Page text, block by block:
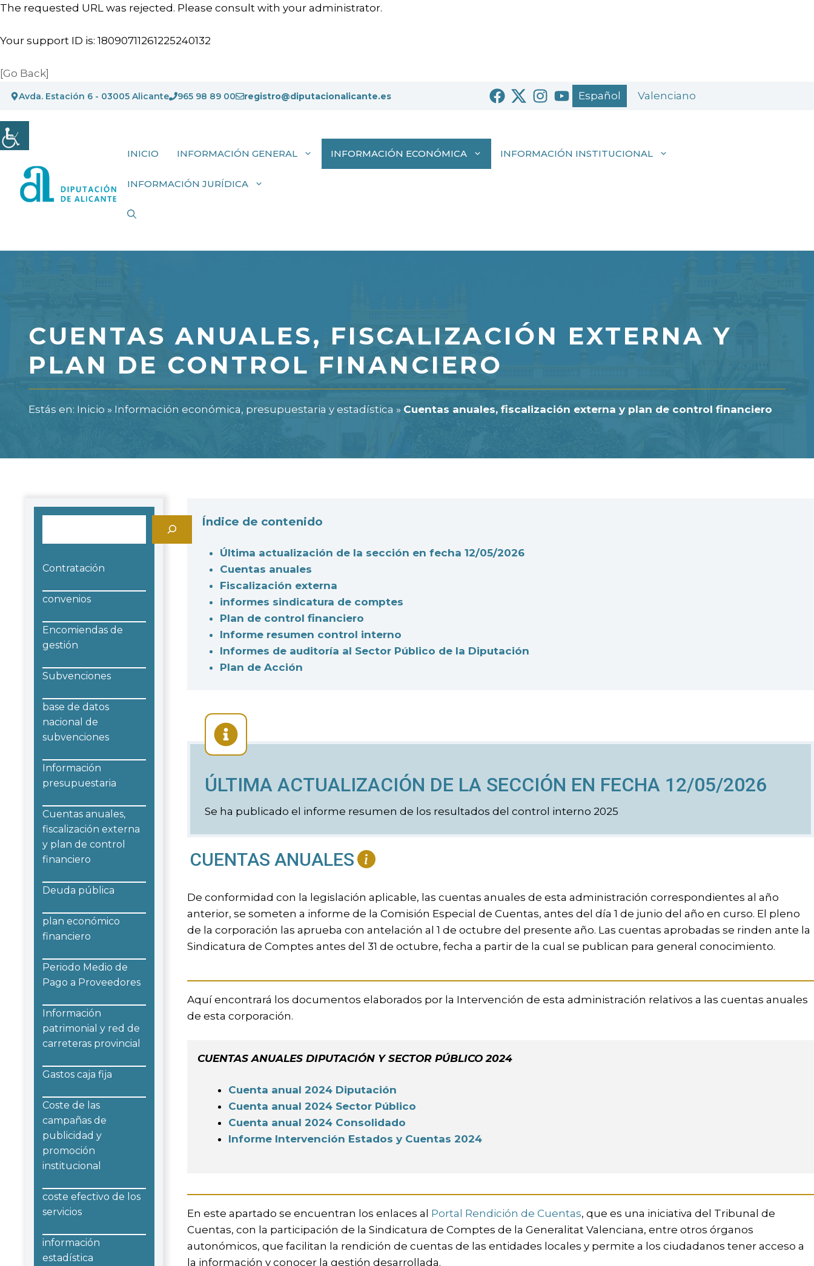
The requested URL was rejected. Please consult with your administrator.
Your support ID is: 18090711261225240132
[Go Back]
Saltar
contenido
Avda. Estación 6 - 03005 Alicante 965 98 89 00 registro@diputacionalicante.es Español Valenciano
INICIO INFORMACIÓN GENERAL INFORMACIÓN ECONÓMICA INFORMACIÓN INSTITUCIONAL
INFORMACIÓN JURÍDICA
CUENTAS ANUALES, FISCALIZACIÓN EXTERNA Y
PLAN DE CONTROL FINANCIERO
Estás en: Inicio » Información económica, presupuestaria y estadística » Cuentas anuales, fiscalización externa y plan de control financiero
Índice de contenido
Última actualización de la sección en fecha 12/05/2026
Cuentas anuales
Fiscalización externa
informes sindicatura de comptes
Plan de control financiero
Informe resumen control interno
Informes de auditoría al Sector Público de la Diputación
Plan de Acción
ÚLTIMA ACTUALIZACIÓN DE LA SECCIÓN EN FECHA 12/05/2026
Se ha publicado el informe resumen de los resultados del control interno 2025
CUENTAS ANUALES
De conformidad con la legislación aplicable, las cuentas anuales de esta administración correspondientes al año
anterior, se someten a informe de la Comisión Especial de Cuentas, antes del día 1 de junio del año en curso. El pleno
de la corporación las aprueba con antelación al 1 de octubre del presente año. Las cuentas aprobadas se rinden ante la
Sindicatura de Comptes antes del 31 de octubre, fecha a partir de la cual se publican para general conocimiento.
Aquí encontrará los documentos elaborados por la Intervención de esta administración relativos a las cuentas anuales
de esta corporación.
CUENTAS ANUALES DIPUTACIÓN Y SECTOR PÚBLICO 2024
Cuenta anual 2024 Diputación
Cuenta anual 2024 Sector Público
Cuenta anual 2024 Consolidado
Informe Intervención Estados y Cuentas 2024
En este apartado se encuentran los enlaces al Portal Rendición de Cuentas, que es una iniciativa del Tribunal de
Cuentas, con la participación de la Sindicatura de Comptes de la Generalitat Valenciana, entre otros órganos
autonómicos, que facilitan la rendición de cuentas de las entidades locales y permite a los ciudadanos tener acceso a
la información y conocer la gestión desarrollada.
Contratación
convenios
Encomiendas de
gestión
Subvenciones
base de datos
nacional de
subvenciones
Información
presupuestaria
Cuentas anuales,
fiscalización externa
y plan de control
financiero
Deuda pública
plan económico
financiero
Periodo Medio de
Pago a Proveedores
Información
patrimonial y red de
carreteras provincial
Gastos caja fija
Coste de las
campañas de
publicidad y
promoción
institucional
coste efectivo de los
servicios
información
estadística